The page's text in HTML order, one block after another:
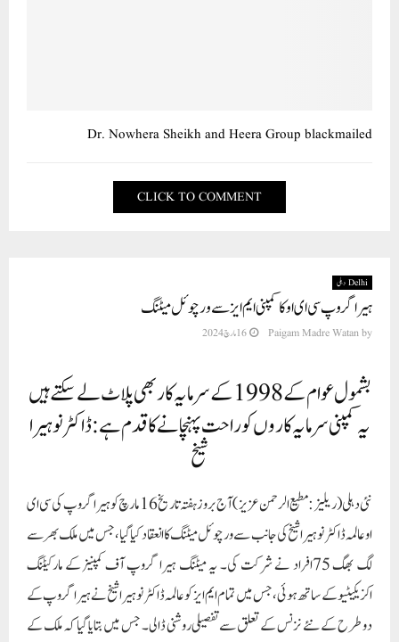
Dr. Nowhera Sheikh and Heera Group blackmailed
CLICK TO COMMENT
Delhi دہلی
ہیرا گروپ سی ای او کا کمپنی ایم ایز سے ورچوئل میٹنگ
by
Paigam Madre Watan 16 مارچ 2024
بشمول عوام کے 1998 کے سرمایہ کار بھی پلاٹ لے سکتے ہیں
یہ کمپنی سرمایہ کاروں کو راحت پہنچانے کا قدم ہے:ڈاکٹر نوہیرا
شیخ
نئی دہلی (ریلیز : مطیع الرحمن عزیز )آج بروز ہفتہ تاریخ 16 مارچ کو ہیرا گروپ کی سی ای
او عالمہ ڈاکٹر نوہیرا شیخ کی جانب سے ورچوئل میٹنگ کا انعقاد کیا گیا، جس میں ملک بھر سے
لگ بھگ 75افراد نے شرکت کی۔ یہ میٹنگ ہیرا گروپ آف کمپنیز کے مارکیٹنگ
اکزیکیٹیو کے ساتھ ہوئی، جس میں تمام ایم ایز کو عالمہ ڈاکٹر نوہیرا شیخ نے ہیرا گروپ کے
دو طرح کے نئے نزنس کے تعلق سے تفصیلی روشنی ڈالی۔ جس میں بتایا گیا کہ ملک کے